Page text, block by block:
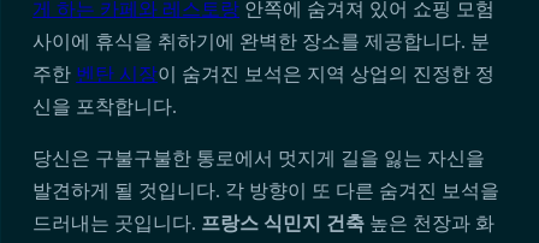
게 하는 카페와 레스토랑 안쪽에 숨겨져 있어 쇼핑 모험
사이에 휴식을 취하기에 완벽한 장소를 제공합니다. 분
주한 벤탄 시장이 숨겨진 보석은 지역 상업의 진정한 정
신을 포착합니다.
당신은 구불구불한 통로에서 멋지게 길을 잃는 자신을
발견하게 될 것입니다. 각 방향이 또 다른 숨겨진 보석을
드러내는 곳입니다. 프랑스 식민지 건축 높은 천장과 화